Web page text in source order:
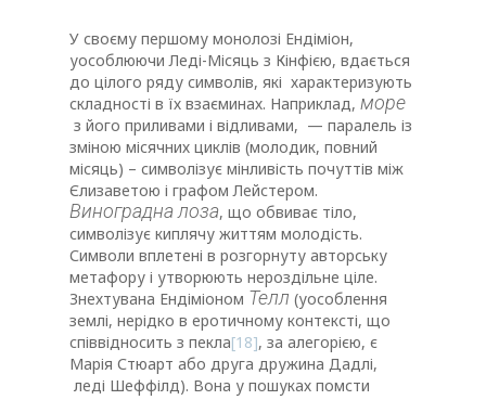
У своєму першому монолозі Ендіміон,
уособлюючи Леді-Місяць з Кінфією, вдається
до цілого ряду символів, які характеризують
складності в їх взаєминах. Наприклад, море
з його приливами і відливами, — паралель із
зміною місячних циклів (молодик, повний
місяць) – символізує мінливість почуттів між
Єлизаветою і графом Лейстером.
Виноградна лоза, що обвиває тіло,
символізує киплячу життям молодість.
Символи вплетені в розгорнуту авторську
метафору і утворюють нероздільне ціле.
Знехтувана Ендіміоном Телл (уособлення
землі, нерідко в еротичному контексті, що
співвідносить з пекла[18], за алегорією, є
Марія Стюарт або друга дружина Дадлі,
леді Шеффілд). Вона у пошуках помсти